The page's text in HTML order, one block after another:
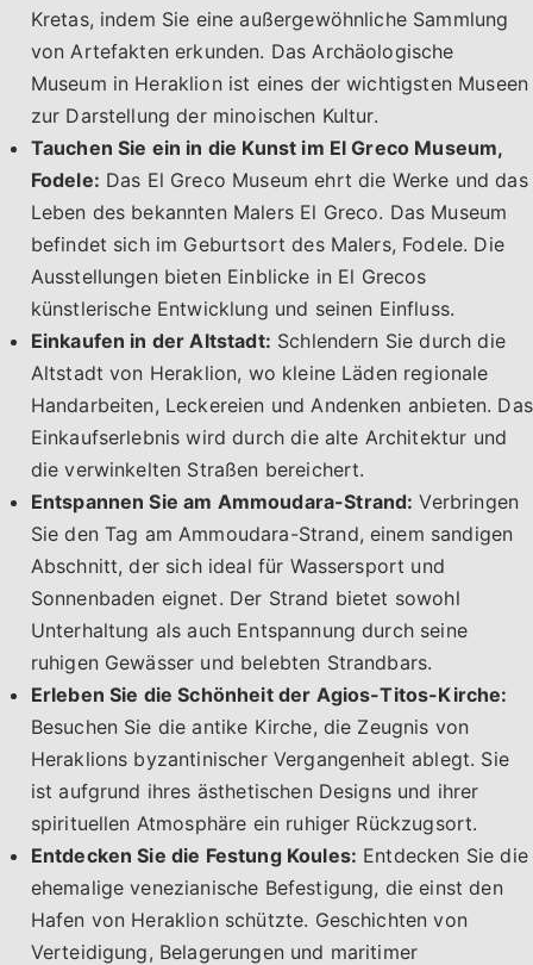
Kretas, indem Sie eine außergewöhnliche Sammlung
von Artefakten erkunden. Das Archäologische
Museum in Heraklion ist eines der wichtigsten Museen
zur Darstellung der minoischen Kultur.
Tauchen Sie ein in die Kunst im El Greco Museum,
Fodele: Das El Greco Museum ehrt die Werke und das
Leben des bekannten Malers El Greco. Das Museum
befindet sich im Geburtsort des Malers, Fodele. Die
Ausstellungen bieten Einblicke in El Grecos
künstlerische Entwicklung und seinen Einfluss.
Einkaufen in der Altstadt: Schlendern Sie durch die
Altstadt von Heraklion, wo kleine Läden regionale
Handarbeiten, Leckereien und Andenken anbieten. Das
Einkaufserlebnis wird durch die alte Architektur und
die verwinkelten Straßen bereichert.
Entspannen Sie am Ammoudara-Strand: Verbringen
Sie den Tag am Ammoudara-Strand, einem sandigen
Abschnitt, der sich ideal für Wassersport und
Sonnenbaden eignet. Der Strand bietet sowohl
Unterhaltung als auch Entspannung durch seine
ruhigen Gewässer und belebten Strandbars.
Erleben Sie die Schönheit der Agios-Titos-Kirche:
Besuchen Sie die antike Kirche, die Zeugnis von
Heraklions byzantinischer Vergangenheit ablegt. Sie
ist aufgrund ihres ästhetischen Designs und ihrer
spirituellen Atmosphäre ein ruhiger Rückzugsort.
Entdecken Sie die Festung Koules: Entdecken Sie die
ehemalige venezianische Befestigung, die einst den
Hafen von Heraklion schützte. Geschichten von
Verteidigung, Belagerungen und maritimer